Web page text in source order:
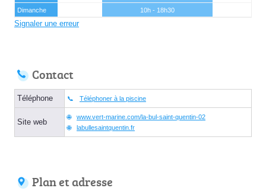
Dimanche
10h - 18h30
Signaler une erreur
Contact
Téléphone Téléphoner à la piscine
Site web
www.vert-marine.com/la-bul-saint-quentin-02
labullesaintquentin.fr
Plan et adresse